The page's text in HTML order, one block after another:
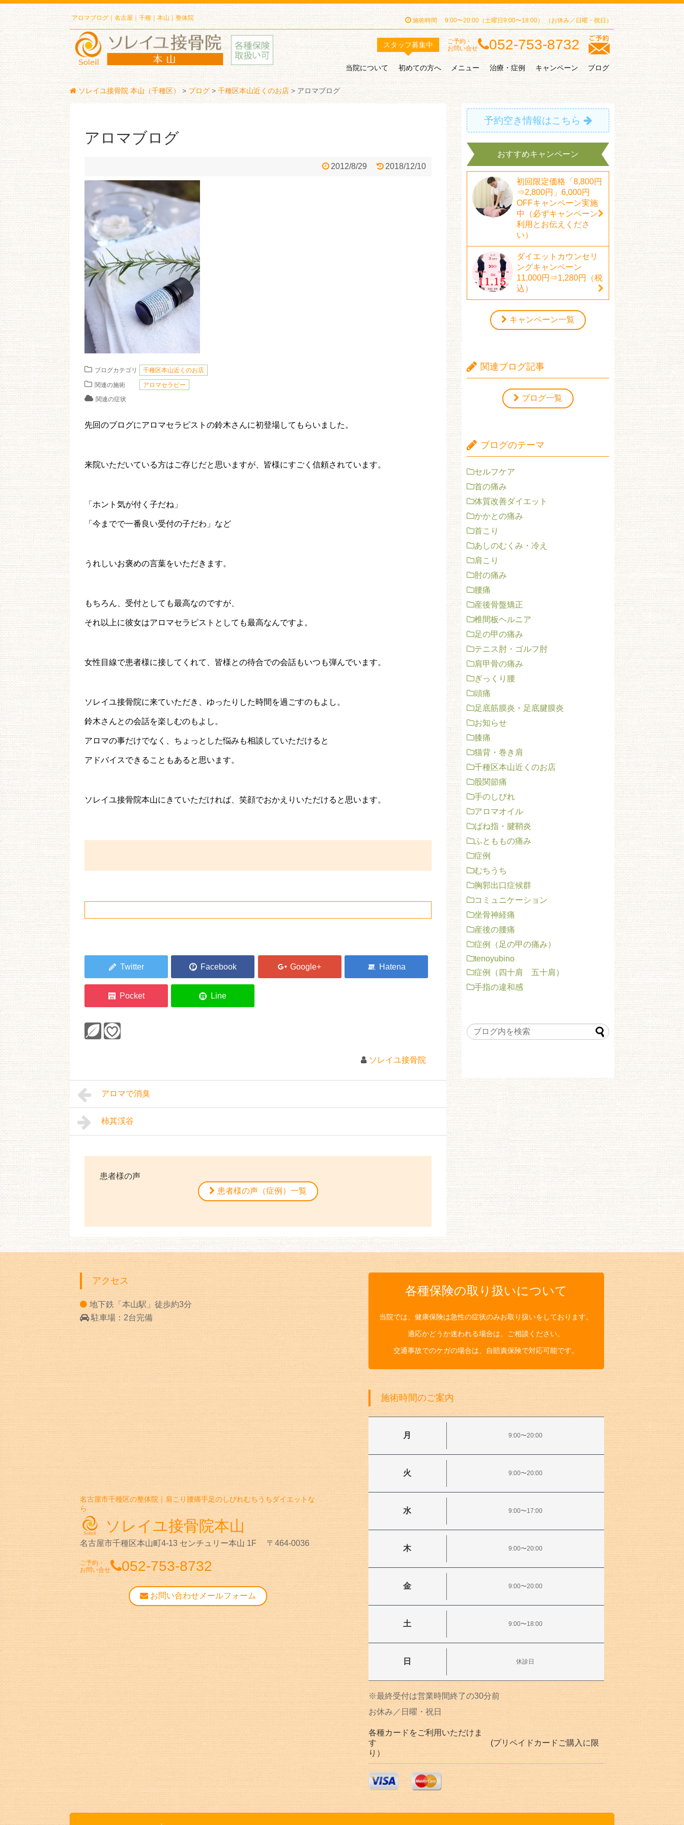
アロマブログ｜名古屋｜千種｜本山｜整体院 施術時間 9:00〜20:00（土曜日9:00〜18:00） （お休み／日曜・祝日）
スタッフ募集中
ご予約・
お問い合せ
052-753-8732
当院について 初めての方へ メニュー 治療・症例 キャンペーン ブログ
ソレイユ接骨院 本山（千種区） > ブログ>千種区本山近くのお店 > アロマブログ
アロマブログ
2012/8/29 2018/12/10
ブログカテゴリ 千種区本山近くのお店
関連の施術 アロマセラピー
関連の症状
先回のブログにアロマセラピストの鈴木さんに初登場してもらいました。
来院いただいている方はご存じだと思いますが、皆様にすごく信頼されています。
「ホント気が付く子だね」
「今までで一番良い受付の子だわ」など
うれしいお褒めの言葉をいただきます。
もちろん、受付としても最高なのですが、
それ以上に彼女はアロマセラピストとしても最高なんですよ。
女性目線で患者様に接してくれて、皆様との待合での会話もいつも弾んでいます。
ソレイユ接骨院に来ていただき、ゆったりした時間を過ごすのもよし。
鈴木さんとの会話を楽しむのもよし。
アロマの事だけでなく、ちょっとした悩みも相談していただけると
アドバイスできることもあると思います。
ソレイユ接骨院本山にきていただければ、笑顔でおかえりいただけると思います。
ソレイユ接骨院
アロマで消臭
柿其渓谷
患者様の声
患者様の声（症例）一覧
予約空き情報はこちら
おすすめキャンペーン
初回限定価格「8,800円
⇒2,800円」6,000円
OFFキャンペーン実施
中（必ずキャンペーン
利用とお伝えくださ
い）
ダイエットカウンセリ
ングキャンペーン
11,000円⇒1,280円（税
込）
キャンペーン一覧
関連ブログ記事
ブログ一覧
ブログのテーマ
セルフケア
首の痛み
体質改善ダイエット
かかとの痛み
首こり
あしのむくみ・冷え
肩こり
肘の痛み
腰痛
産後骨盤矯正
椎間板ヘルニア
足の甲の痛み
テニス肘・ゴルフ肘
肩甲骨の痛み
ぎっくり腰
頭痛
足底筋膜炎・足底腱膜炎
お知らせ
膝痛
猫背・巻き肩
千種区本山近くのお店
股関節痛
手のしびれ
アロマオイル
ばね指・腱鞘炎
ふとももの痛み
症例
むちうち
胸郭出口症候群
コミュニケーション
坐骨神経痛
産後の腰痛
症例（足の甲の痛み）
tenoyubino
症例（四十肩 五十肩）
手指の違和感
アクセス
地下鉄「本山駅」徒歩約3分
駐車場：2台完備
名古屋市千種区の整体院｜肩こり腰痛手足のしびれむちうちダイエットな
ら
ソレイユ接骨院本山
名古屋市千種区本山町4-13 センチュリー本山 1F 〒464-0036
ご予約・
お問い合せ
052-753-8732
お問い合わせメールフォーム
各種保険の取り扱いについて
当院では、健康保険は急性の症状のみお取り扱いをしております。
適応かどうか迷われる場合は、ご相談ください。
交通事故でのケガの場合は、自賠責保険で対応可能です。
施術時間のご案内
月 9:00〜20:00
火 9:00〜20:00
水 9:00〜17:00
木 9:00〜20:00
金 9:00〜20:00
土 9:00〜18:00
日 休診日
※最終受付は営業時間終了の30分前
お休み／日曜・祝日
各種カードをご利用いただけま
す (プリペイドカードご購入に限
り）